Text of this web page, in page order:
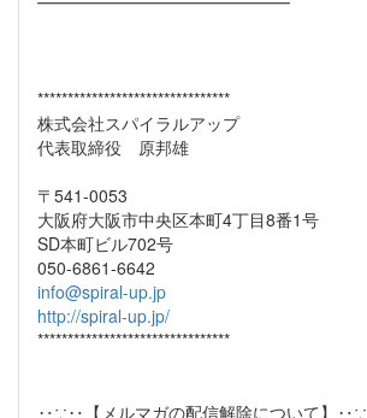
********************************
株式会社スパイラルアップ
代表取締役 原邦雄
〒541-0053
大阪府大阪市中央区本町4丁目8番1号
SD本町ビル702号
050-6861-6642
info@spiral-up.jp
http://spiral-up.jp/
********************************
‥∵‥【メルマガの配信解除について】